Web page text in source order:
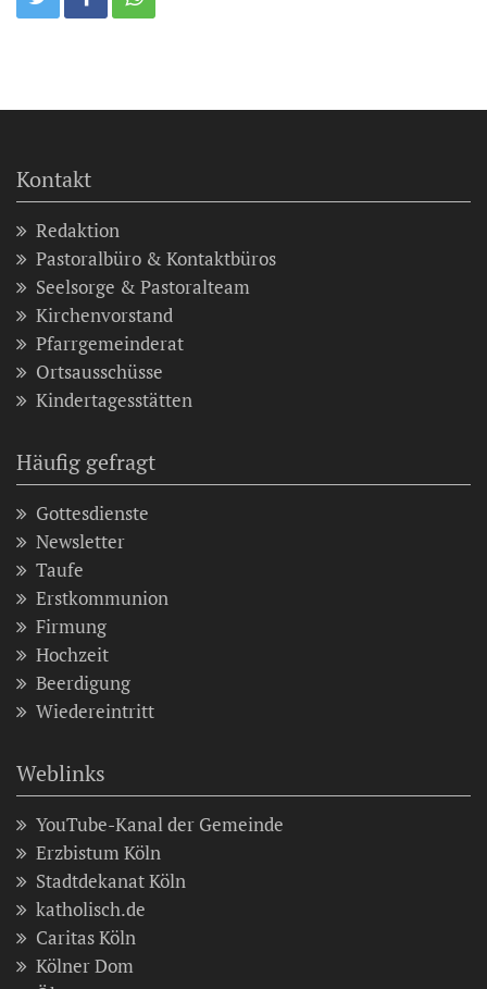
Kontakt
Redaktion
Pastoralbüro & Kontaktbüros
Seelsorge & Pastoralteam
Kirchenvorstand
Pfarrgemeinderat
Ortsausschüsse
Kindertagesstätten
Häufig gefragt
Gottesdienste
Newsletter
Taufe
Erstkommunion
Firmung
Hochzeit
Beerdigung
Wiedereintritt
Weblinks
YouTube-Kanal der Gemeinde
Erzbistum Köln
Stadtdekanat Köln
katholisch.de
Caritas Köln
Kölner Dom